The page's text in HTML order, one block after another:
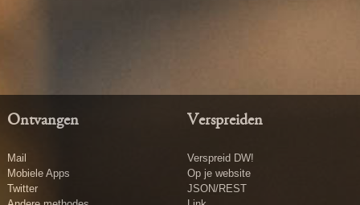
Ontvangen
Mail
Mobiele Apps
Twitter
Verspreiden
Verspreid DW!
Op je website
JSON/REST